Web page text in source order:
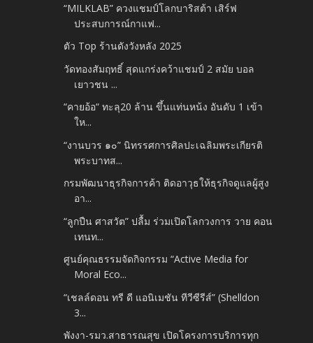
“MILKLAB” ควงแชมป์โลกบาริสต้า เสิร์ฟ
ประสบการณ์กาแฟ...
ตัว Top ร้านดังวังหลัง 2025
วัดทองสัมฤทธิ์ สุดแกร่งคว้าแชมป์ 2 สมัย บอล
เยาวชน ...
“คายอ้อ“ ทะลุ20 ล้าน ขึ้นแท่นหน้ง อันดับ 1 เข้า
ให...
“งานบวร ๑๐” นิทรรศการศิลปะเฉลิมพระเกียรติ
พระบาทส...
กรมพัฒนาธุรกิจการค้า ติดอาวุธให้ธุรกิจดูแลผู้สูง
อา...
“ลูกปืน ศาสวัต” ปลื้ม ร่วมเปิดโลกวงการ วาย คอน
เทนท...
ศูนย์คุณธรรมจัดกิจกรรม “Active Media for
Moral Eco...
“เชลล์ดอน ทรี ดี แอนิเมชัน ทีวีซีรีส์” (Shelldon
3...
พังงา-รมว.สาธารณสุข เปิดโครงการบริการทุก